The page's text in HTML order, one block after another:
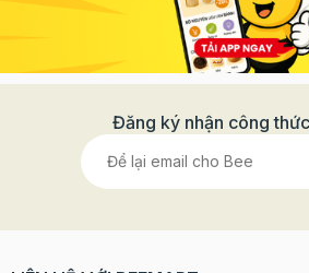
Đăng ký nhận công